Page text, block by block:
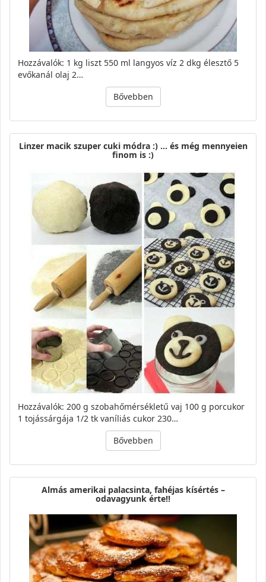
Hozzávalók: 1 kg liszt 550 ml langyos víz 2 dkg élesztő 5
evőkanál olaj 2…
Bővebben
Linzer macik szuper cuki módra :) ... és még mennyeien
finom is :)
Hozzávalók: 200 g szobahőmérsékletű vaj 100 g porcukor
1 tojássárgája 1/2 tk vaníliás cukor 230…
Bővebben
Almás amerikai palacsinta, fahéjas kísértés –
odavagyunk érte!!